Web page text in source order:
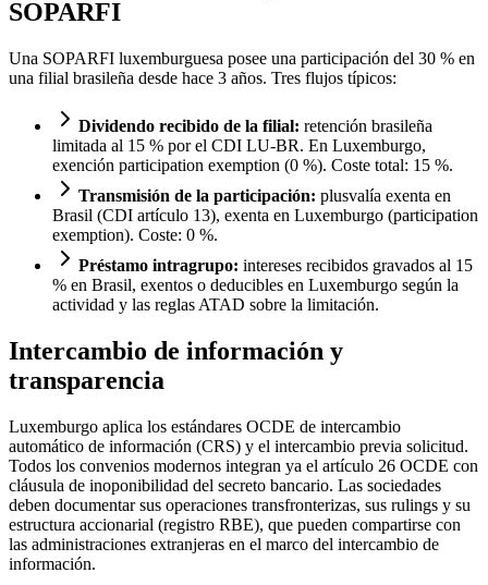
SOPARFI
Una SOPARFI luxemburguesa posee una participación del 30 % en
una filial brasileña desde hace 3 años. Tres flujos típicos:
Dividendo recibido de la filial: retención brasileña
limitada al 15 % por el CDI LU-BR. En Luxemburgo,
exención participation exemption (0 %). Coste total: 15 %.
Transmisión de la participación: plusvalía exenta en
Brasil (CDI artículo 13), exenta en Luxemburgo (participation
exemption). Coste: 0 %.
Préstamo intragrupo: intereses recibidos gravados al 15
% en Brasil, exentos o deducibles en Luxemburgo según la
actividad y las reglas ATAD sobre la limitación.
Intercambio de información y
transparencia
Luxemburgo aplica los estándares OCDE de intercambio
automático de información (CRS) y el intercambio previa solicitud.
Todos los convenios modernos integran ya el artículo 26 OCDE con
cláusula de inoponibilidad del secreto bancario. Las sociedades
deben documentar sus operaciones transfronterizas, sus rulings y su
estructura accionarial (registro RBE), que pueden compartirse con
las administraciones extranjeras en el marco del intercambio de
información.